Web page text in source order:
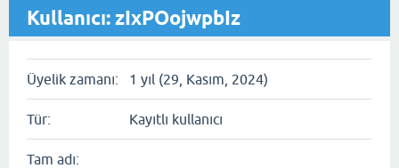
Kullanıcı: zIxPOojwpbIz
Üyelik zamanı: 1 yıl (29, Kasım, 2024)
Tür: Kayıtlı kullanıcı
Tam adı: